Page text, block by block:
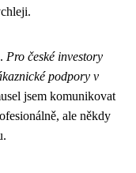
Pro české investory
podpory v
jsem komunikovat
ale někdy